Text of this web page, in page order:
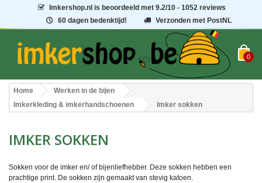
Imkershop.nl is beoordeeld met9.2/10 - 1052 reviews
60 dagen bedenktijd!
Verzonden met PostNL
0
Home
Werken in de bijen
Imkerkleding & imkerhandschoenen
Imker sokken
IMKER SOKKEN
Sokken voor de imker en/ of bijenliefhebber. Deze sokken hebben een
prachtige print. De sokken zijn gemaakt van stevig katoen.